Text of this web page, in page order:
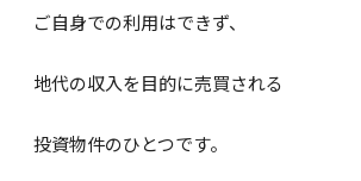
ご自身での利用はできず、
地代の収入を目的に売買される
投資物件のひとつです。